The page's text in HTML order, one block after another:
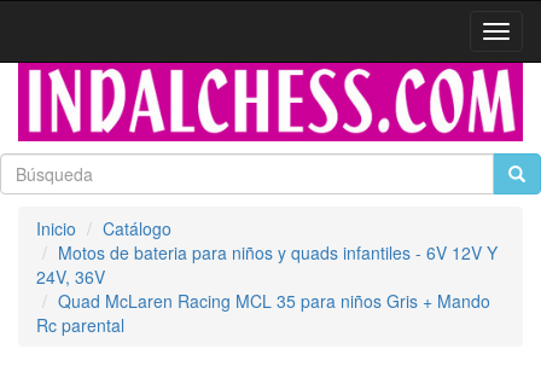
Inicio
Catálogo
Motos de bateria para niños y quads infantiles - 6V 12V Y
24V, 36V
Quad McLaren Racing MCL 35 para niños Gris + Mando
Rc parental